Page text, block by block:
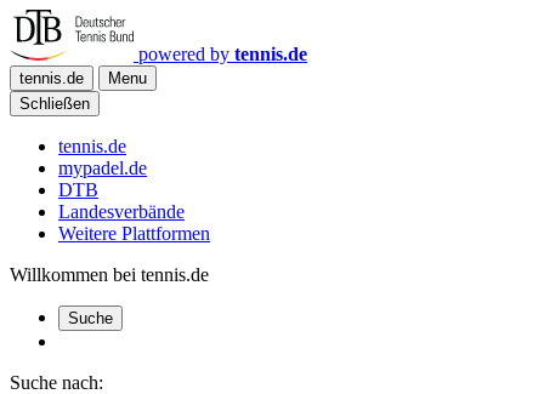
powered by tennis.de
tennis.de
Menu
Schließen
tennis.de
mypadel.de
DTB
Landesverbände
Weitere Plattformen
Willkommen bei tennis.de
Suche
Suche nach: